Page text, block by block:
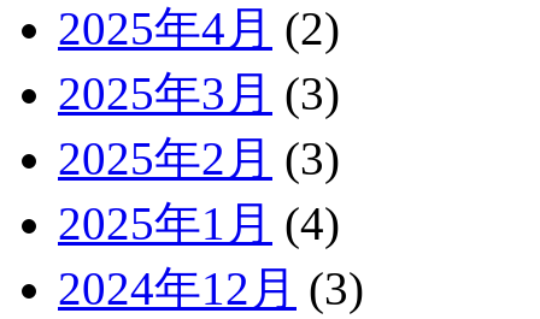
2025年4月 (2)
2025年3月 (3)
2025年2月 (3)
2025年1月 (4)
2024年12月 (3)